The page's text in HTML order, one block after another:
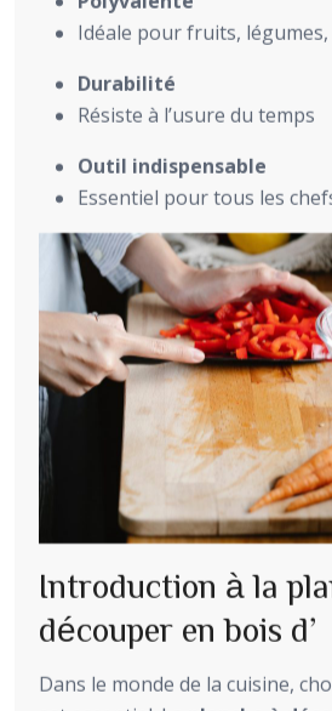
Idéale pour fruits, légumes,
Durabilité
Résiste à l’usure du temps
Outil indispensable
Essentiel pour tous les
Introduction à la
découper en bois
Dans le monde de la cuisine,